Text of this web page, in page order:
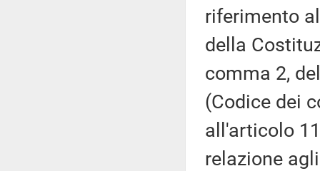
riferimento
della
comma 2,
(Codice dei
all'articolo
relazione